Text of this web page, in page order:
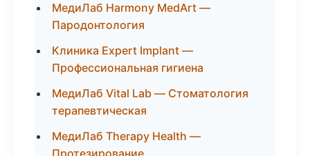
МедиЛаб Harmony MedArt —
Пародонтология
Клиника Expert Implant —
Профессиональная гигиена
МедиЛаб Vital Lab — Стоматология
терапевтическая
МедиЛаб Therapy Health —
Протезирование